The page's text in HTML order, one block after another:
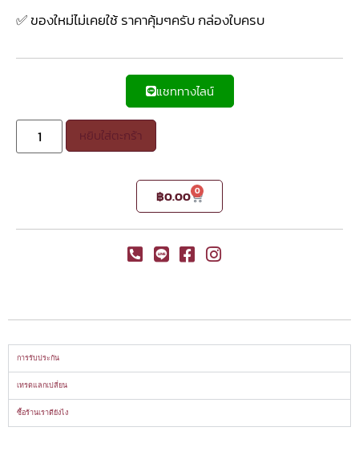
✅ ของใหม่ไม่เคยใช้ ราคาคุ้มๆครับ กล่องใบครบ
แชททางไลน์
หยิบใส่ตะกร้า
฿0.00 0
การรับประกัน
เทรดแลกเปลี่ยน
ซื้อร้านเราดียังไง